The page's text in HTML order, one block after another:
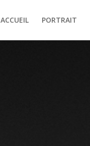
ACCUEIL PORTRAIT